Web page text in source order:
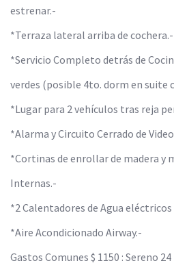
estrenar.-
*Terraza lateral arriba de cochera.-
*Servicio Completo detrás de
verdes (posible 4to. dorm en suite
*Lugar para 2 vehículos tras reja
*Alarma y Circuito Cerrado de
*Cortinas de enrollar de madera y
Internas.-
*2 Calentadores de Agua
*Aire Acondicionado Airway.-
Gastos Comunes $ 1150 : Sereno